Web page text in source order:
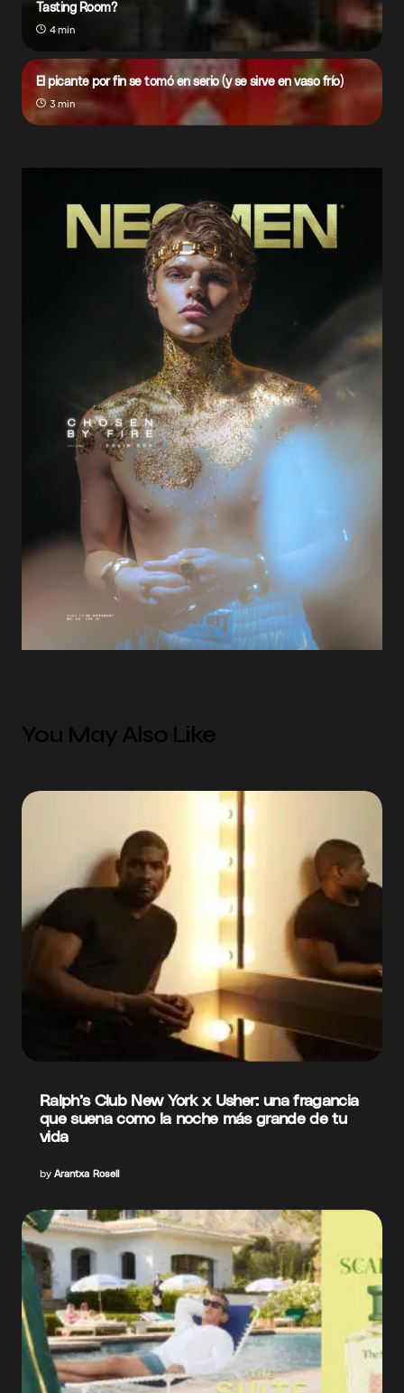
Tasting Room?
4 min
El picante por fin se tomó en serio (y se sirve en vaso frío)
3 min
You May Also Like
Ralph’s Club New York x Usher: una fragancia
que suena como la noche más grande de tu
vida
by Arantxa Rosell